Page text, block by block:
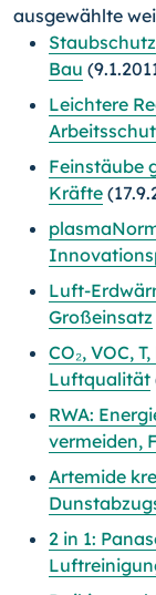
ausgewählte
Bau
Leichtere
Feinstäube
Kräfte
Luft-
Großeinsatz
CO₂, VOC,
Luftqualität
RWA:
vermeiden,
Artemide
2 in 1: